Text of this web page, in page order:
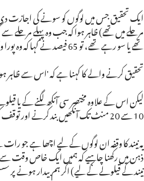
ایک تحقیق جس میں لوگوں کو سونے کی اجازت دی
مرحلے میں تھے) ظاہر ہوا کہ جب وہ پہلے مرحلے
تھے یا سو رہے تھے، تو 65 فیصد نے کہا کہ وہ پورا وقت جاگتے رہے، حالانکہ وہ جاگے ہوئے نہیں تھے۔'
تحقیق کرنے والے کا کہنا ہے کہ 'اس سے ظاہر
لیکن اس کے علاوہ مختصر سی آنکھ لگنے کے
10 سے 20 منٹ تک آنکھیں بند کرنے اور توقف کرنے سے بھی حاصل ہوتے ہیں۔
یہ نیند کا وقفہ ان لوگوں کے لیے اچھا ہے جو
نیند کے قیلولے کے لیے) اگر ہم بیدار ہونے پر